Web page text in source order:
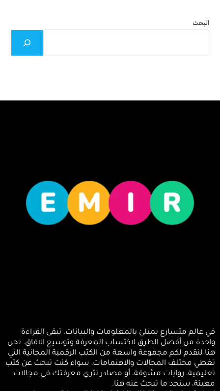
البحث
عالم متسارع يمتلئ بالمعلومات والبيانات، تبقى القراءة
من أفضل الطرق لاكتساب المعرفة وتوسيع الآفاق. نحن
لنقدم لكم مجموعة واسعة من الكتب الرقمية المجانية التي
مختلف المجالات والاهتمامات. سواء كنت تبحث عن كتب
روايات مشوقة، أو مصادر تثري معرفتك في مجالات
ستجد ما تبحث عنه هنا.